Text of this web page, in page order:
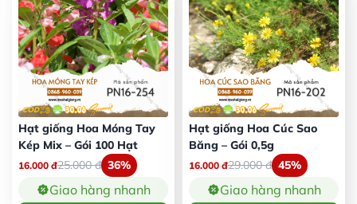
Hạt giống Hoa Móng Tay
Kép Mix – Gói 100 Hạt
16.000 đ25.000đ 36%
Giao hàng nhanh
Hạt giống Hoa Cúc Sao
Băng – Gói 0,5g
16.000 đ29.000đ 45%
Giao hàng nhanh